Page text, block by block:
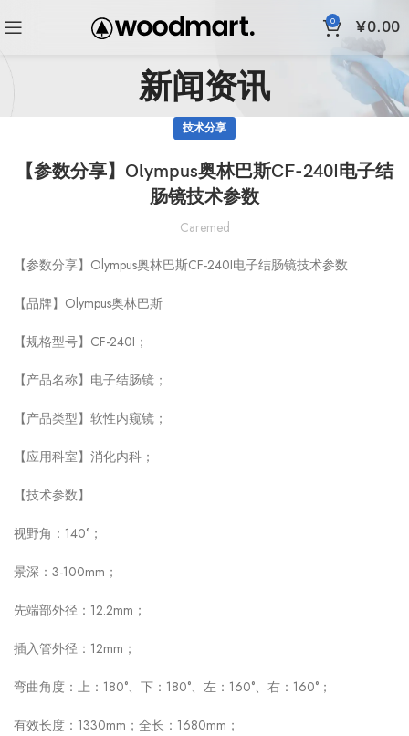
0 ¥0.00
新闻资讯
技术分享
【参数分享】Olympus奥林巴斯CF-240I电子结
肠镜技术参数
Caremed
【参数分享】Olympus奥林巴斯CF-240I电子结肠镜技术参数
【品牌】Olympus奥林巴斯
【规格型号】CF-240I；
【产品名称】电子结肠镜；
【产品类型】软性内窥镜；
【应用科室】消化内科；
【技术参数】
视野角：140°；
景深：3-100mm；
先端部外径：12.2mm；
插入管外径：12mm；
弯曲角度：上：180°、下：180°、左：160°、右：160°；
有效长度：1330mm；全长：1680mm；